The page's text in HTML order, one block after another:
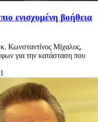
ενισχυμένη βοήθεια
Κωνσταντίνος Μίχαλος,
για την κατάσταση που